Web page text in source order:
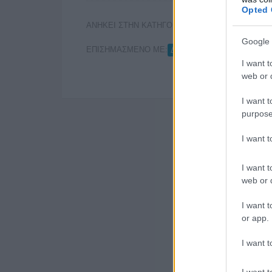
Opted
Google
I want
web or
I want
I want
I want
web or
I want
or app.
I want
ΑΝΗΚΕΙ ΣΤΗΝ ΚΑΤΗΓΟΡΙΑ: ΑΝΑΚΟΙΝΩΣΕΙΣ ,
ΕΠΙΣΗΜΑΣΜΕΝΟ ΜΕ: ΔΗΜΟΣΚΟΠΗΣΗ PULSE